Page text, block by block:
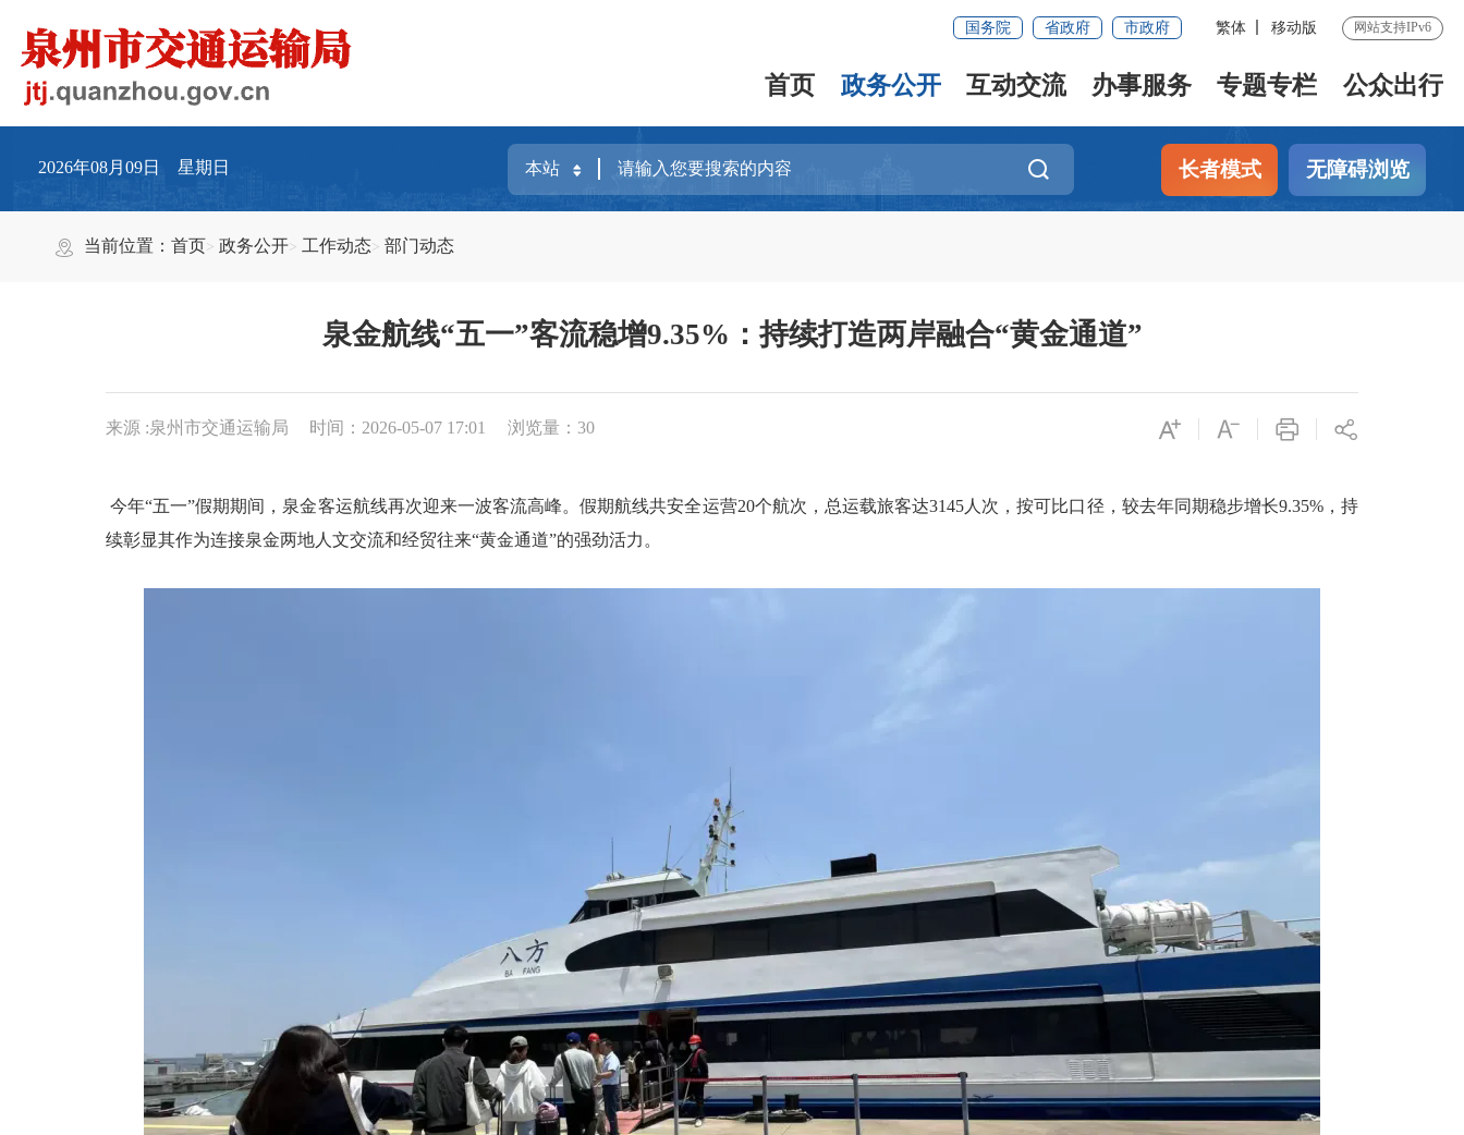
国务院 省政府 市政府 繁体 移动版 网站支持IPv6
首页 政务公开 互动交流 办事服务 专题专栏 公众出行
2026年08月09日 星期日 长者模式 无障碍浏览
当前位置：首页 政务公开 工作动态 部门动态
泉金航线“五一”客流稳增9.35%：持续打造两岸融合“黄金通道”
来源 :泉州市交通运输局 时间：2026-05-07 17:01 浏览量： 30
今年“五一”假期期间，泉金客运航线再次迎来一波客流高峰。假期航线共安全运营20个航次，总运载旅客达3145人次，按可比口径，较去年同期稳步增长9.35%，持
续彰显其作为连接泉金两地人文交流和经贸往来“黄金通道”的强劲活力。